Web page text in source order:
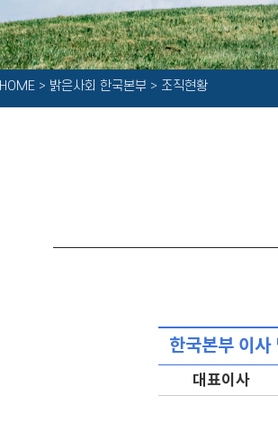
HOME > 밝은사회 한국본부 > 조직현황
한국본부 이사
대표이사